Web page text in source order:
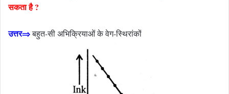
सकता है ?
उत्तर⇒बहुत-सी अभिक्रियाओं के वेग-स्थिरांकों